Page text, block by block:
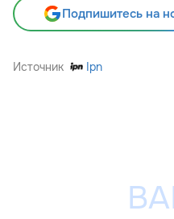
Подпишитесь на
Источник Ipn